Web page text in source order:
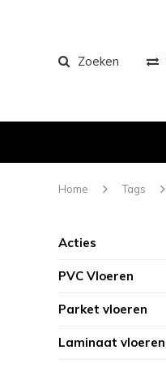
Zoeken
Home Tags
Acties
PVC Vloeren
Parket vloeren
Laminaat vloeren